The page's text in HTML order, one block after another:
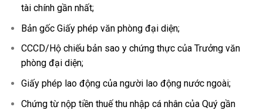
tài chính gần nhất;
Bản gốc Giấy phép văn phòng đại diện;
CCCD/Hộ chiếu bản sao y chứng thực của Trưởng văn
phòng đại diện;
Giấy phép lao động của người lao động nước ngoài;
Chứng từ nộp tiền thuế thu nhập cá nhân của Quý gần